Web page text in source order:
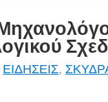
ΕΙΔΗΣΕΙΣ,